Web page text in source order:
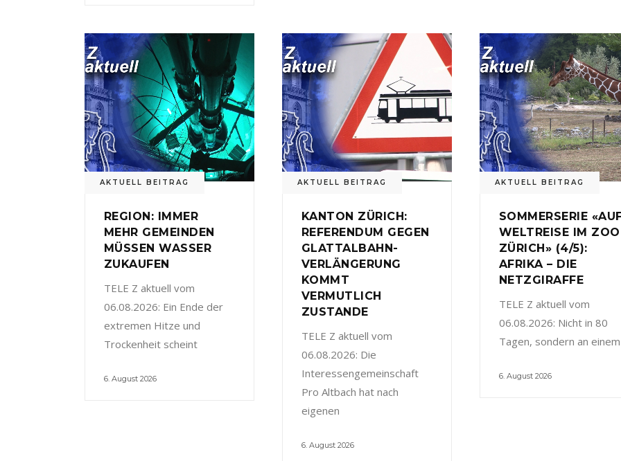
AKTUELL BEITRAG
REGION: IMMER
MEHR GEMEINDEN
MÜSSEN WASSER
ZUKAUFEN
TELE Z aktuell vom
06.08.2026: Ein Ende der
extremen Hitze und
Trockenheit scheint
6. August 2026
AKTUELL BEITRAG
KANTON ZÜRICH:
REFERENDUM GEGEN
GLATTALBAHN-
VERLÄNGERUNG
KOMMT
VERMUTLICH
ZUSTANDE
TELE Z aktuell vom
06.08.2026: Die
Interessengemeinschaft
Pro Altbach hat nach
eigenen
6. August 2026
AKTUELL BEITRAG
SOMMERSERIE
WELTREISE IM ZOO
ZÜRICH» (4/5):
AFRIKA – DIE
NETZGIRAFFE
TELE Z aktuell vom
06.08.2026: Nicht in 80
Tagen, sondern an einem
6. August 2026